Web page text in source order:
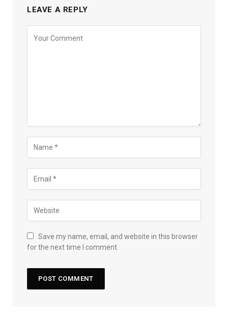
LEAVE A REPLY
Save my name, email, and website in this browser
for the next time I comment.